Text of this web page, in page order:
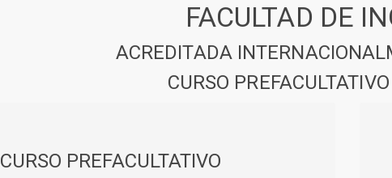
FACULTAD DE
ACREDITADA
CURSO
CURSO PREFACULTATIVO